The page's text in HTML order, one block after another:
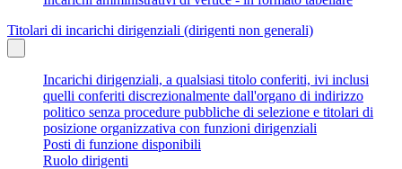
Titolari di incarichi dirigenziali (dirigenti non generali)
Incarichi dirigenziali, a qualsiasi titolo conferiti, ivi inclusi
quelli conferiti discrezionalmente dall'organo di indirizzo
politico senza procedure pubbliche di selezione e titolari di
posizione organizzativa con funzioni dirigenziali
Posti di funzione disponibili
Ruolo dirigenti